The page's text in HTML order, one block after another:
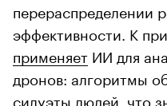
перераспределении
эффективности. К
применяет ИИ для
дронов: алгоритмы
силуэты людей, что